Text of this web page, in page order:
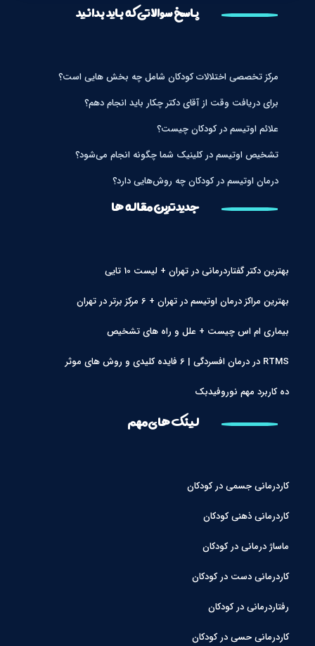
پاسخ سوالاتی که باید بدانید
مرکز تخصصی اختلالات کودکان شامل چه بخش هایی است؟
برای دریافت وقت از آقای دکتر چکار باید انجام دهم؟
علائم اوتیسم در کودکان چیست؟
تشخیص اوتیسم در کلینیک شما چگونه انجام می‌شود؟
درمان اوتیسم در کودکان چه روش‌هایی دارد؟
جدیدترین مقاله ها
بهترین دکتر گفتاردرمانی در تهران + لیست 10 تایی
بهترین مراکز درمان اوتیسم در تهران + 6 مرکز برتر در تهران
بیماری ام اس چیست + علل و راه های تشخیص
RTMS در درمان افسردگی | 6 فایده کلیدی و روش های موثر
ده کاربرد مهم نوروفیدبک
لینک های مهم
کاردرمانی جسمی در کودکان
کاردرمانی ذهنی کودکان
ماساژ درمانی در کودکان
کاردرمانی دست در کودکان
رفتاردرمانی در کودکان
کاردرمانی حسی در کودکان